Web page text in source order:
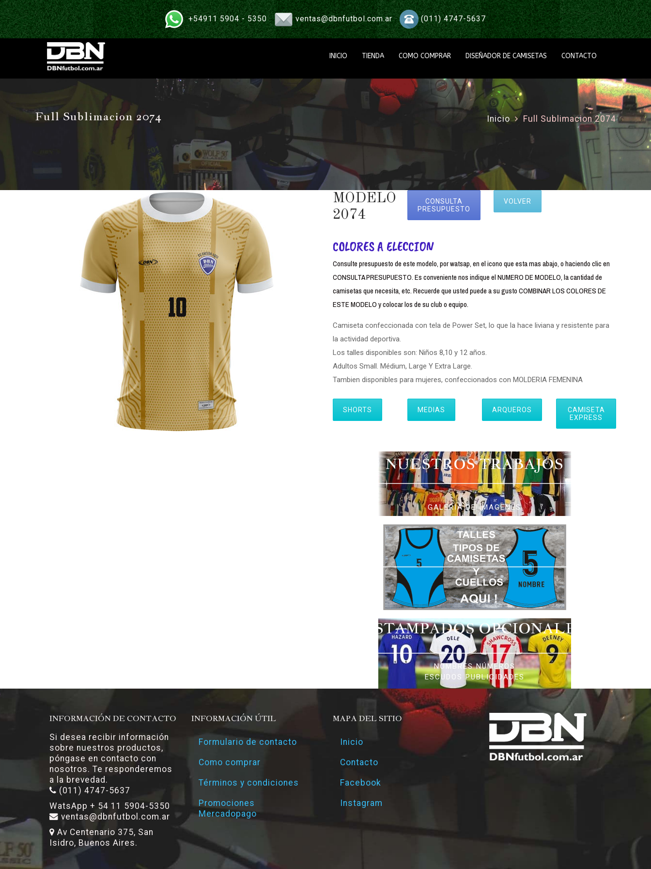
+54911 5904 - 5350 ventas@dbnfutbol.com.ar (011) 4747-5637
INICIO TIENDA COMO COMPRAR DISEÑADOR DE CAMISETAS CONTACTO
Full Sublimacion 2074 Inicio Full Sublimacion 2074
MODELO
2074
CONSULTA
PRESUPUESTO
VOLVER
COLORES A ELECCION
Consulte presupuesto de este modelo, por watsap, en el icono que esta mas abajo, o haciendo clic en
CONSULTA PRESUPUESTO. Es conveniente nos indique el NUMERO DE MODELO, la cantidad de
camisetas que necesita, etc. Recuerde que usted puede a su gusto COMBINAR LOS COLORES DE
ESTE MODELO y colocar los de su club o equipo.
Camiseta confeccionada con tela de Power Set, lo que la hace liviana y resistente para
la actividad deportiva.
Los talles disponibles son: Niños 8,10 y 12 años.
Adultos Small. Médium, Large Y Extra Large.
Tambien disponibles para mujeres, confeccionados con MOLDERIA FEMENINA
SHORTS MEDIAS ARQUEROS
CAMISETA
EXPRESS
NUESTROS TRABAJOS
GALERIA DE IMAGENES
ESTAMPADOS OPCIONALES
NOMBRES NÚMEROS
ESCUDOS PUBLICIDADES
INFORMACIÓN DE CONTACTO
Si desea recibir información
sobre nuestros productos,
póngase en contacto con
nosotros. Te responderemos
a la brevedad.
(011) 4747-5637
WatsApp + 54 11 5904-5350
ventas@dbnfutbol.com.ar
Av Centenario 375, San
Isidro, Buenos Aires.
INFORMACIÓN ÚTIL
Formulario de contacto
Como comprar
Términos y condiciones
Promociones
Mercadopago
MAPA DEL SITIO
Inicio
Contacto
Facebook
Instagram